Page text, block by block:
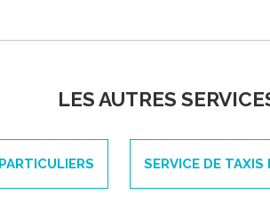
LES AUTRES
PARTICULIERS SERVICE DE